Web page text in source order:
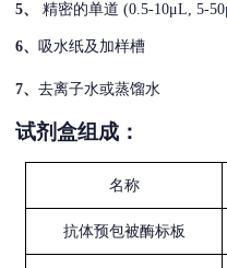
5、 精密的单道 (0.5-10μL, 5-
6、 吸水纸及加样槽
7、 去离子水或蒸馏水
试剂盒组成：
名称
抗体预包被酶标板